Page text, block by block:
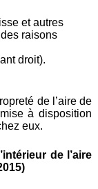
et autres
raisons
droit).
de l’aire de
à disposition
eux.
de l’aire